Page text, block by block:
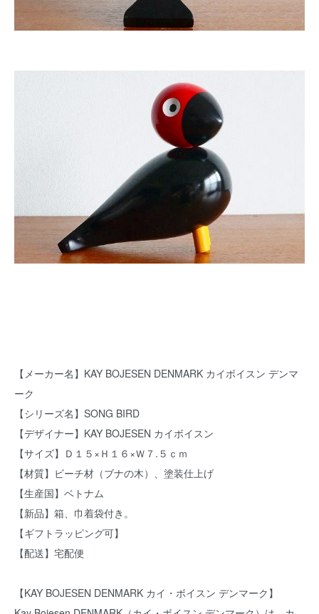
【メーカー名】KAY BOJESEN DENMARK カイボイスン デンマ
ーク
【シリーズ名】SONG BIRD
【デザイナー】KAY BOJESEN カイボイスン
【サイズ】Ｄ１５×Ｈ１６×Ｗ７.５ｃｍ
【材質】ビーチ材（ブナの木）、塗装仕上げ
【生産国】ベトナム
【新品】箱、巾着袋付き。
【ギフトラッピング可】
【配送】宅配便
【KAY BOJESEN DENMARK カイ・ボイスン デンマーク】